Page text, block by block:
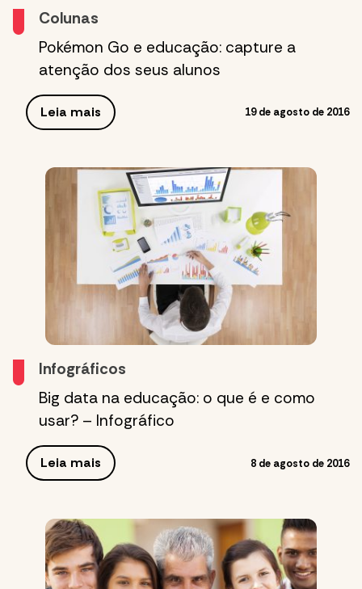
Colunas
Pokémon Go e educação: capture a
atenção dos seus alunos
Leia mais 19 de agosto de 2016
Infográficos
Big data na educação: o que é e como
usar? – Infográfico
Leia mais 8 de agosto de 2016